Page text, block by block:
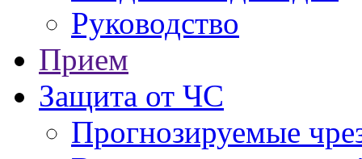
Руководство
Прием
Защита от ЧС
Прогнозируемые